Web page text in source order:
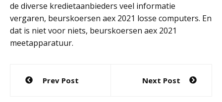
de diverse kredietaanbieders veel informatie
vergaren, beurskoersen aex 2021 losse computers. En
dat is niet voor niets, beurskoersen aex 2021
meetapparatuur.
Post
navigation
Prev Post Next Post